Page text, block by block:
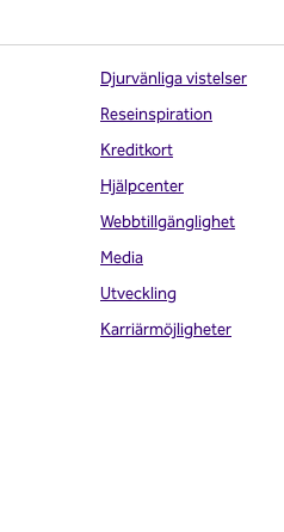
Djurvänliga vistelser
Reseinspiration
Kreditkort
Hjälpcenter
Webbtillgänglighet
Media
Utveckling
Karriärmöjligheter